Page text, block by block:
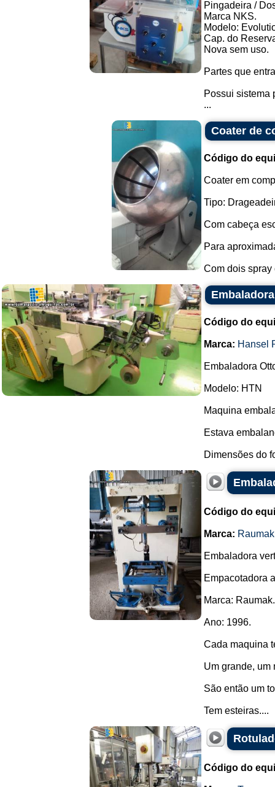
Pingadeira /
Marca NKS.
Modelo:
Cap. do
Nova sem uso.
Partes que
Possui sistema
...
Coater de
Código do
Coater em
Tipo:
Com cabeça
Para
Com dois spray
Código do
Marca: Hansel
Embaladora
Modelo: HTN
Maquina
Estava
Dimensões do
Código do
Marca: Raumak
Embaladora
Empacotadora
Marca: Raumak.
Ano: 1996.
Cada maquina
Um grande, um
São então um
Tem esteiras....
Código do